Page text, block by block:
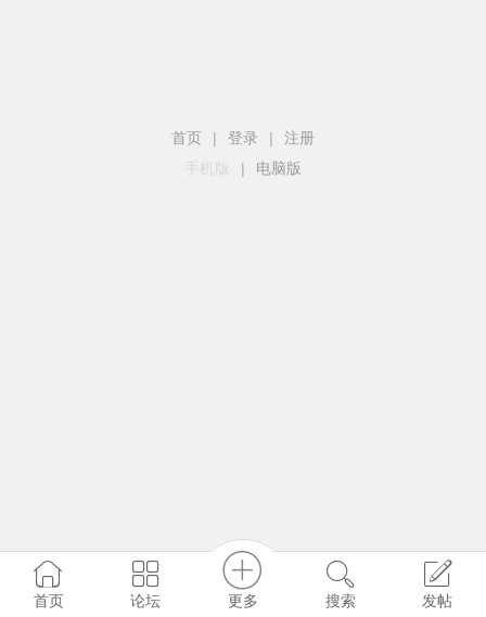
首页 | 登录 |
注册
手机版
| 电脑版
首页 论坛 更多 搜索 发帖